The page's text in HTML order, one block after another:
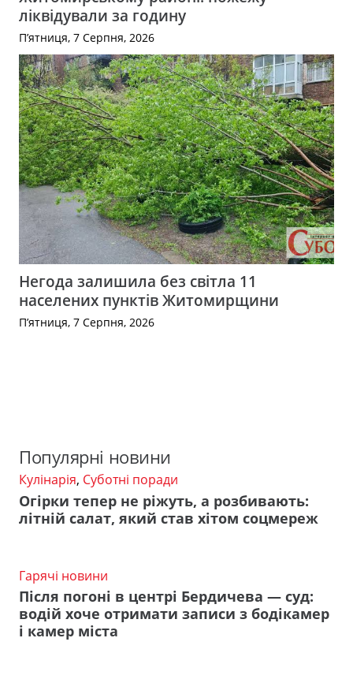
ліквідували за годину
П’ятниця, 7 Серпня, 2026
Негода залишила без світла 11
населених пунктів Житомирщини
П’ятниця, 7 Серпня, 2026
Популярні новини
Кулінарія, Суботні поради
Огірки тепер не ріжуть, а розбивають:
літній салат, який став хітом соцмереж
Гарячі новини
Після погоні в центрі Бердичева — суд:
водій хоче отримати записи з бодікамер
і камер міста